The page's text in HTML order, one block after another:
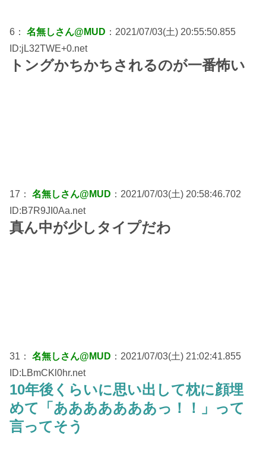
6： 名無しさん@MUD ：2021/07/03(土) 20:55:50.855
ID:jL32TWE+0.net
トングかちかちされるのが一番怖い
17： 名無しさん@MUD ：2021/07/03(土) 20:58:46.702
ID:B7R9JI0Aa.net
真ん中が少しタイプだわ
31： 名無しさん@MUD ：2021/07/03(土) 21:02:41.855
ID:LBmCKl0hr.net
10年後くらいに思い出して枕に顔埋
めて「あああああああっ！！」って
言ってそう